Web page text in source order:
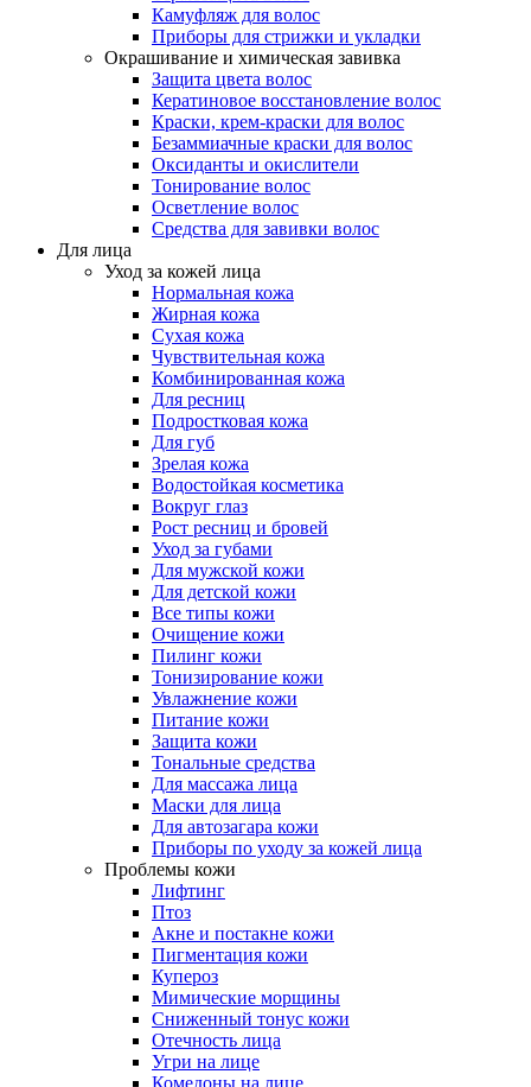
Камуфляж для волос
Приборы для стрижки и укладки
Окрашивание и химическая завивка
Защита цвета волос
Кератиновое восстановление волос
Краски, крем-краски для волос
Безаммиачные краски для волос
Оксиданты и окислители
Тонирование волос
Осветление волос
Средства для завивки волос
Для лица
Уход за кожей лица
Нормальная кожа
Жирная кожа
Сухая кожа
Чувствительная кожа
Комбинированная кожа
Для ресниц
Подростковая кожа
Для губ
Зрелая кожа
Водостойкая косметика
Вокруг глаз
Рост ресниц и бровей
Уход за губами
Для мужской кожи
Для детской кожи
Все типы кожи
Очищение кожи
Пилинг кожи
Тонизирование кожи
Увлажнение кожи
Питание кожи
Защита кожи
Тональные средства
Для массажа лица
Маски для лица
Для автозагара кожи
Приборы по уходу за кожей лица
Проблемы кожи
Лифтинг
Птоз
Акне и постакне кожи
Пигментация кожи
Купероз
Мимические морщины
Сниженный тонус кожи
Отечность лица
Угри на лице
Комедоны на лице